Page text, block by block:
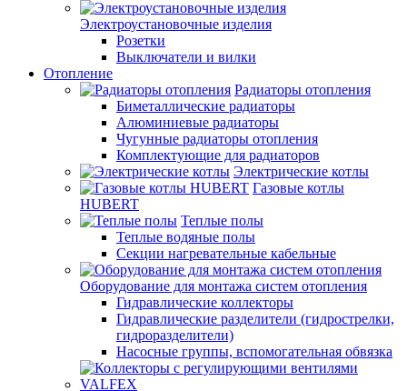
Электроустановочные изделия
Розетки
Выключатели и вилки
Отопление
Радиаторы отопления
Биметаллические радиаторы
Алюминиевые радиаторы
Чугунные радиаторы отопления
Комплектующие для радиаторов
Электрические котлы
Газовые котлы
HUBERT
Теплые полы
Теплые водяные полы
Секции нагревательные кабельные
Оборудование для монтажа систем отопления
Гидравлические коллекторы
Гидравлические разделители (гидрострелки,
гидроразделители)
Насосные группы, вспомогательная обвязка